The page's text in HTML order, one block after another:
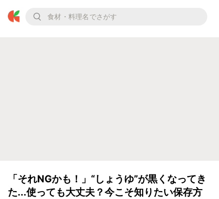
「それNGかも！」“しょうゆ”が黒くなってき
た...使っても大丈夫？今こそ知りたい保存方